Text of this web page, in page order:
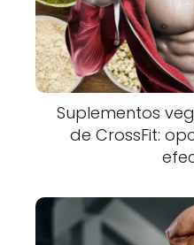
Suplementos
de CrossFit: